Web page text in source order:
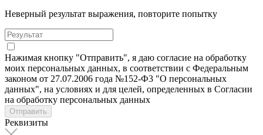
Неверный результат выражения, повторите попытку
Нажимая кнопку "Отправить", я даю согласие на обработку
моих персональных данных, в соответствии с Федеральным
законом от 27.07.2006 года №152-Ф3 "О персональных
данных", на условиях и для целей, определенных в Согласии
на обработку персональных данных
Отправить
Реквизиты